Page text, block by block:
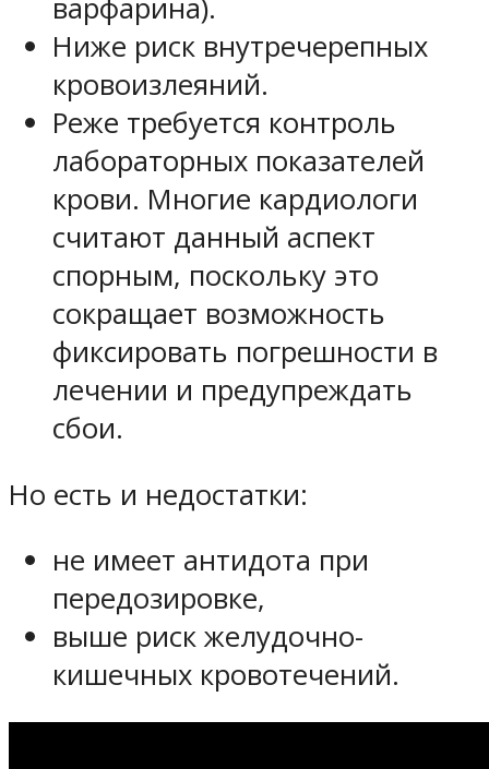
варфарина).
Ниже риск внутречерепных
кровоизлеяний.
Реже требуется контроль
лабораторных показателей
крови. Многие кардиологи
считают данный аспект
спорным, поскольку это
сокращает возможность
фиксировать погрешности в
лечении и предупреждать
сбои.
Но есть и недостатки:
не имеет антидота при
передозировке,
выше риск желудочно-
кишечных кровотечений.